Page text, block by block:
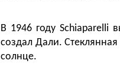
В 1946 году Schiaparelli
создал Дали.
солнце.